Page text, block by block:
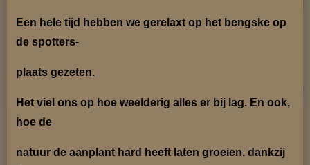
Een hele tijd hebben we gerelaxt op het bengske op
de spotters-
plaats gezeten.
Het viel ons op hoe weelderig alles er bij lag. En ook,
hoe de
natuur de aanplant hard heeft laten groeien, dankzij